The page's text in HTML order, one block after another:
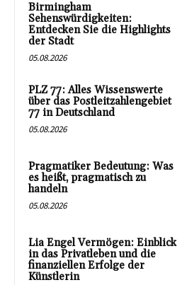
Birmingham
Sehenswürdigkeiten:
Entdecken Sie die Highlights
der Stadt
05.08.2026
PLZ 77: Alles Wissenswerte
über das Postleitzahlengebiet
77 in Deutschland
05.08.2026
Pragmatiker Bedeutung: Was
es heißt, pragmatisch zu
handeln
05.08.2026
Lia Engel Vermögen: Einblick
in das Privatleben und die
finanziellen Erfolge der
Künstlerin